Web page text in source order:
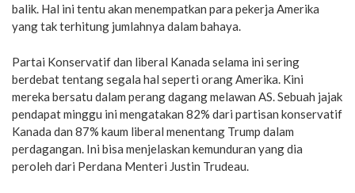
balik. Hal ini tentu akan menempatkan para pekerja Amerika
yang tak terhitung jumlahnya dalam bahaya.
Partai Konservatif dan liberal Kanada selama ini sering
berdebat tentang segala hal seperti orang Amerika. Kini
mereka bersatu dalam perang dagang melawan AS. Sebuah jajak
pendapat minggu ini mengatakan 82% dari partisan konservatif
Kanada dan 87% kaum liberal menentang Trump dalam
perdagangan. Ini bisa menjelaskan kemunduran yang dia
peroleh dari Perdana Menteri Justin Trudeau.